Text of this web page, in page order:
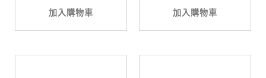
加入購物車 加入購物車